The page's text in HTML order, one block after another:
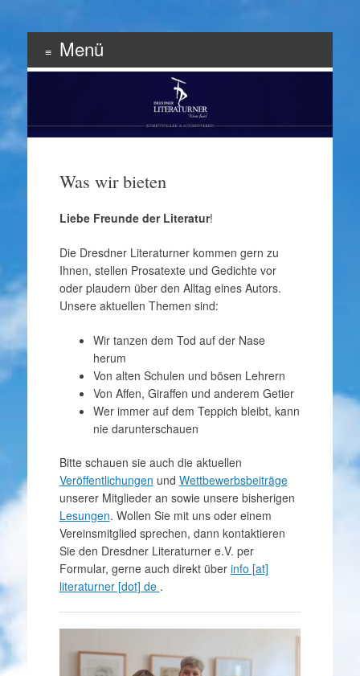
Schriftsteller & Autorenverein
Menü
Was wir bieten
Liebe Freunde der Literatur!
Die Dresdner Literaturner kommen gern zu
Ihnen, stellen Prosatexte und Gedichte vor
oder plaudern über den Alltag eines Autors.
Unsere aktuellen Themen sind:
Wir tanzen dem Tod auf der Nase
herum
Von alten Schulen und bösen Lehrern
Von Affen, Giraffen und anderem Getier
Wer immer auf dem Teppich bleibt, kann
nie darunterschauen
Bitte schauen sie auch die aktuellen
Veröffentlichungen und Wettbewerbsbeiträge
unserer Mitglieder an sowie unsere bisherigen
Lesungen. Wollen Sie mit uns oder einem
Vereinsmitglied sprechen, dann kontaktieren
Sie den Dresdner Literaturner e.V. per
Formular, gerne auch direkt über info [at]
literaturner [dot] de .